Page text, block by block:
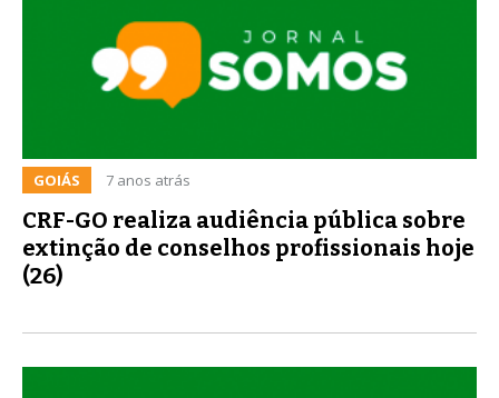
GOIÁS 7 anos atrás
CRF-GO realiza audiência pública sobre
extinção de conselhos profissionais hoje
(26)